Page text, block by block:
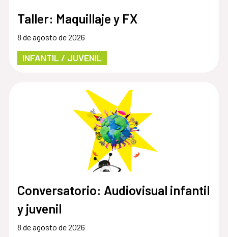
Taller: Maquillaje y FX
8 de agosto de 2026
INFANTIL / JUVENIL
Conversatorio: Audiovisual infantil
y juvenil
8 de agosto de 2026